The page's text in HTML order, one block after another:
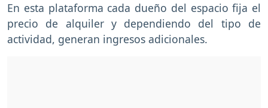
En esta plataforma cada dueño del espacio fija el
precio de alquiler y dependiendo del tipo de
actividad, generan ingresos adicionales.